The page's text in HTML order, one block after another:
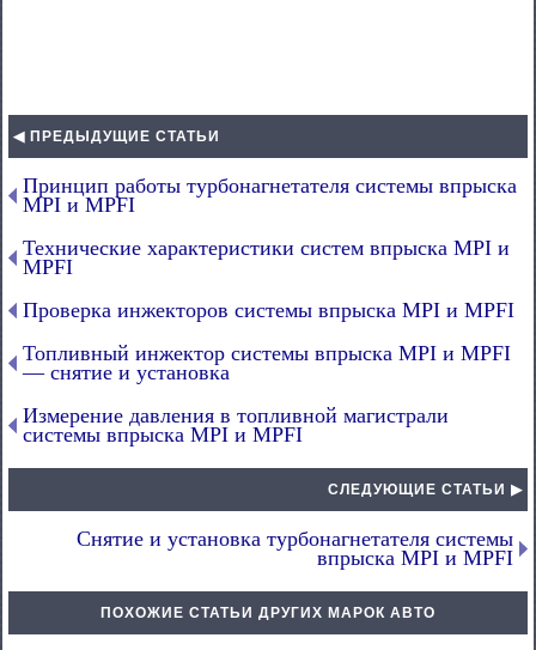
◀ ПРЕДЫДУЩИЕ СТАТЬИ
Принцип работы турбонагнетателя системы впрыска
MPI и MPFI
Технические характеристики систем впрыска MPI и
MPFI
Проверка инжекторов системы впрыска MPI и MPFI
Топливный инжектор системы впрыска MPI и MPFI
— снятие и установка
Измерение давления в топливной магистрали
системы впрыска MPI и MPFI
СЛЕДУЮЩИЕ СТАТЬИ ▶
Снятие и установка турбонагнетателя системы
впрыска MPI и MPFI
ПОХОЖИЕ СТАТЬИ ДРУГИХ МАРОК АВТО